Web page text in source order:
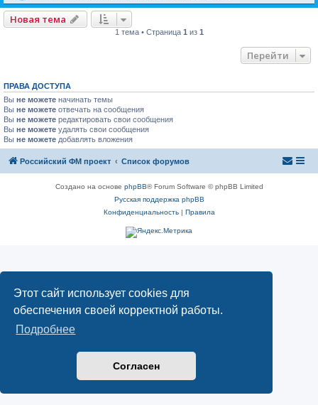
Этот сайт использует cookies для
обеспечения своей корректной работы.
Подробнее
Согласен
Новая тема
1 тема • Страница 1 из 1
Перейти
ПРАВА ДОСТУПА
Вы не можете начинать темы
Вы не можете отвечать на сообщения
Вы не можете редактировать свои сообщения
Вы не можете удалять свои сообщения
Вы не можете добавлять вложения
Российский ФМ проект Список форумов
Создано на основе phpBB® Forum Software © phpBB Limited
Русская поддержка phpBB
Конфиденциальность| Правила